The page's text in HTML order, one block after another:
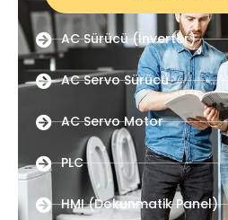
AC Sürücü (İnverter)
AC Servo Sürücü
AC Servo Motor
PLC
HMI (Dokunmatik Panel)